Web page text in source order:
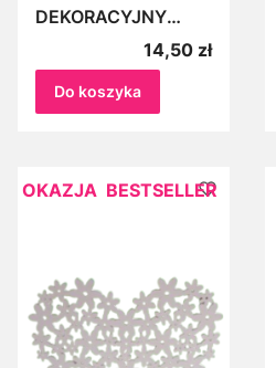
DEKORACYJNY
40cm x 4,8m obrus
imprezowy
urodzinowy
Cena
14,50 zł
Do koszyka
OKAZJA BESTSELLER